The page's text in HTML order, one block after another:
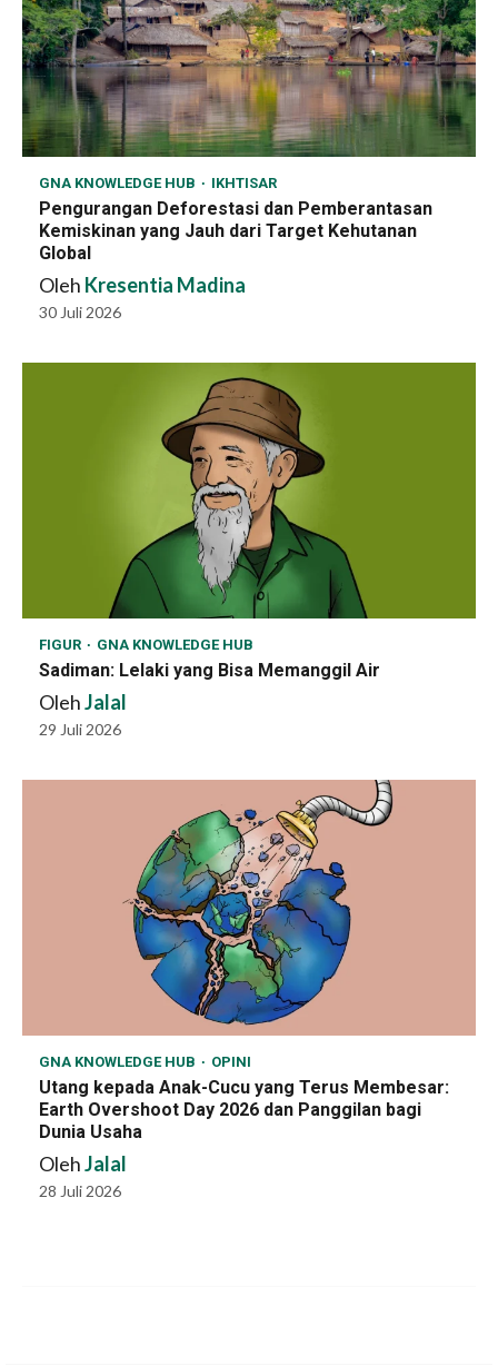
GNA KNOWLEDGE HUB IKHTISAR
Pengurangan Deforestasi dan Pemberantasan
Kemiskinan yang Jauh dari Target Kehutanan
Global
Oleh Kresentia Madina
30 Juli 2026
FIGUR GNA KNOWLEDGE HUB
Sadiman: Lelaki yang Bisa Memanggil Air
OlehJalal
29 Juli 2026
GNA KNOWLEDGE HUB OPINI
Utang kepada Anak-Cucu yang Terus Membesar:
Earth Overshoot Day 2026 dan Panggilan bagi
Dunia Usaha
OlehJalal
28 Juli 2026